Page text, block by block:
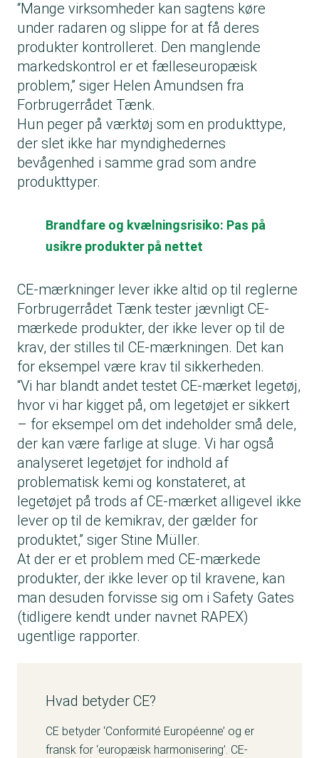
“Mange virksomheder kan sagtens køre
under radaren og slippe for at få deres
produkter kontrolleret. Den manglende
markedskontrol er et fælleseuropæisk
problem,” siger Helen Amundsen fra
Forbrugerrådet Tænk.
Hun peger på værktøj som en produkttype,
der slet ikke har myndighedernes
bevågenhed i samme grad som andre
produkttyper.
Brandfare og kvælningsrisiko: Pas på
usikre produkter på nettet
CE-mærkninger lever ikke altid op til reglerne
Forbrugerrådet Tænk tester jævnligt CE-
mærkede produkter, der ikke lever op til de
krav, der stilles til CE-mærkningen. Det kan
for eksempel være krav til sikkerheden.
“Vi har blandt andet testet CE-mærket legetøj,
hvor vi har kigget på, om legetøjet er sikkert
– for eksempel om det indeholder små dele,
der kan være farlige at sluge. Vi har også
analyseret legetøjet for indhold af
problematisk kemi og konstateret, at
legetøjet på trods af CE-mærket alligevel ikke
lever op til de kemikrav, der gælder for
produktet,” siger Stine Müller.
At der er et problem med CE-mærkede
produkter, der ikke lever op til kravene, kan
man desuden forvisse sig om i Safety Gates
(tidligere kendt under navnet RAPEX)
ugentlige rapporter.
Hvad betyder CE?
CE betyder ‘Conformité Européenne’ og er
fransk for ‘europæisk harmonisering’. CE-